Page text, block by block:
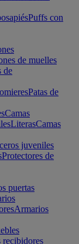
Puffs con
de muelles
de
Patas de
Camas
LiterasCamas
juveniles
Protectores de
puertas
Armarios
recibidores